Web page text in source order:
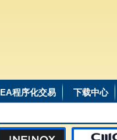
EA程序化交易 下载中心